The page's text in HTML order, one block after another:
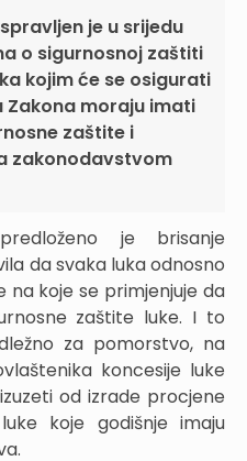
je u srijedu
o sigurnosnoj zaštiti
kojim će se osigurati
Zakona moraju imati
zaštite i
zakonodavstvom
je brisanje
da svaka luka odnosno
koje se primjenjuje da
zaštite luke. I to
za pomorstvo, na
koncesije luke
od izrade procjene
koje godišnje imaju